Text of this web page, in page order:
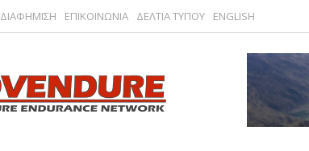
ΔΙΑΦΗΜΙΣΗ ΕΠΙΚΟΙΝΩΝΙΑ ΔΕΛΤΙΑ ΤΥΠΟΥ ENGLISH